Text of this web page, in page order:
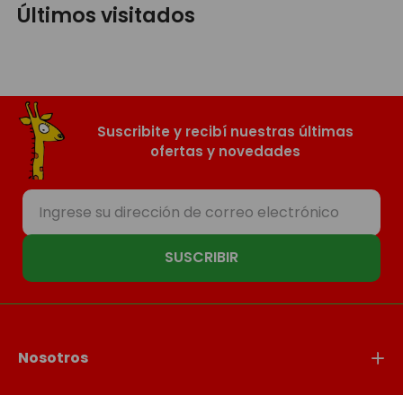
Últimos visitados
Suscribite y recibí nuestras últimas
ofertas y novedades
SUSCRIBIR
Nosotros